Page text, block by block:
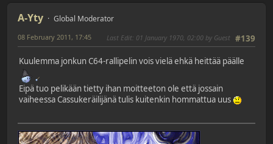
A-Yty Global Moderator
#139
08 February 2011, 17:45 Last Edit: 01 January 1970, 02:00 by Guest
Kuulemma jonkun C64-rallipelin vois vielä ehkä heittää päälle
Eipä tuo pelikään tietty ihan moitteeton ole että jossain
vaiheessa Cassukeräilijänä tulis kuitenkin hommattua uus